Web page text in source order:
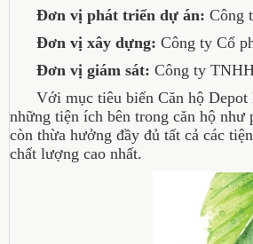
Đơn vị phát triển dự án: Công
Đơn vị xây dựng: Công ty Cổ
Đơn vị giám sát: Công ty
Với mục tiêu biến Căn hộ Depot
những tiện ích bên trong căn hộ
còn thừa hưởng đầy đủ tất cả các
chất lượng cao nhất.